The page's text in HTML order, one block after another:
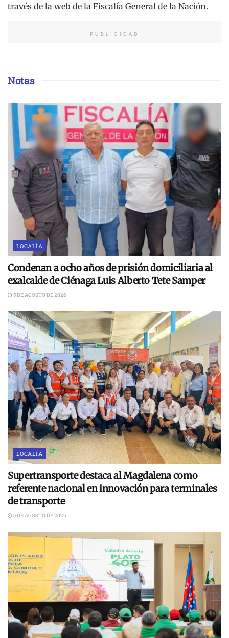
través de la web de la Fiscalía General de la Nación.
PUBLICIDAD
Notas
LOCALÍA
Condenan a ocho años de prisión domiciliaria al
exalcalde de Ciénaga Luis Alberto Tete Samper
5 DE AGOSTO DE 2026
LOCALÍA
Supertransporte destaca al Magdalena como
referente nacional en innovación para terminales
de transporte
5 DE AGOSTO DE 2026